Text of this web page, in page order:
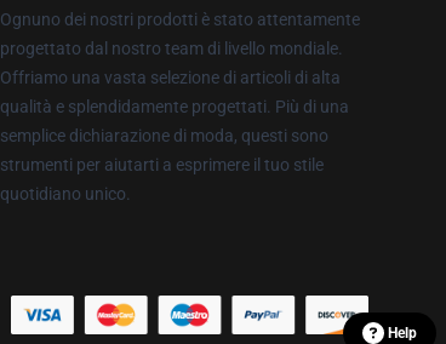
Ognuno dei nostri prodotti è stato attentamente
progettato dal nostro team di livello mondiale.
Offriamo una vasta selezione di articoli di alta
qualità e splendidamente progettati. Più di una
semplice dichiarazione di moda, questi sono
strumenti per aiutarti a esprimere il tuo stile
quotidiano unico.
Help